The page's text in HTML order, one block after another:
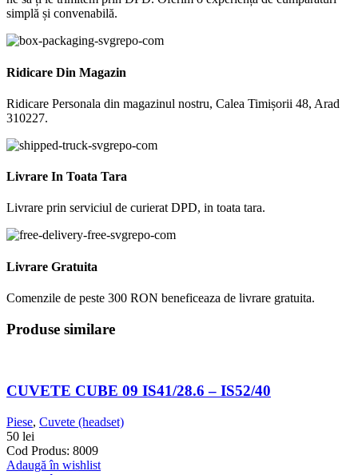
simplă și convenabilă.
Ridicare Din Magazin
Ridicare Personala din magazinul nostru, Calea Timișorii 48, Arad
310227.
Livrare In Toata Tara
Livrare prin serviciul de curierat DPD, in toata tara.
Livrare Gratuita
Comenzile de peste 300 RON beneficeaza de livrare gratuita.
Produse similare
CUVETE CUBE 09 IS41/28.6 – IS52/40
Piese, Cuvete (headset)
50 lei
Cod Produs: 8009
Adaugă în wishlist